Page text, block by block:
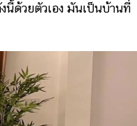
นี้ด้วยตัวเอง มันเป็นบ้านที่